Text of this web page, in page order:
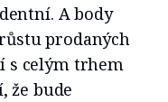
A body
prodaných
s celým trhem
že bude